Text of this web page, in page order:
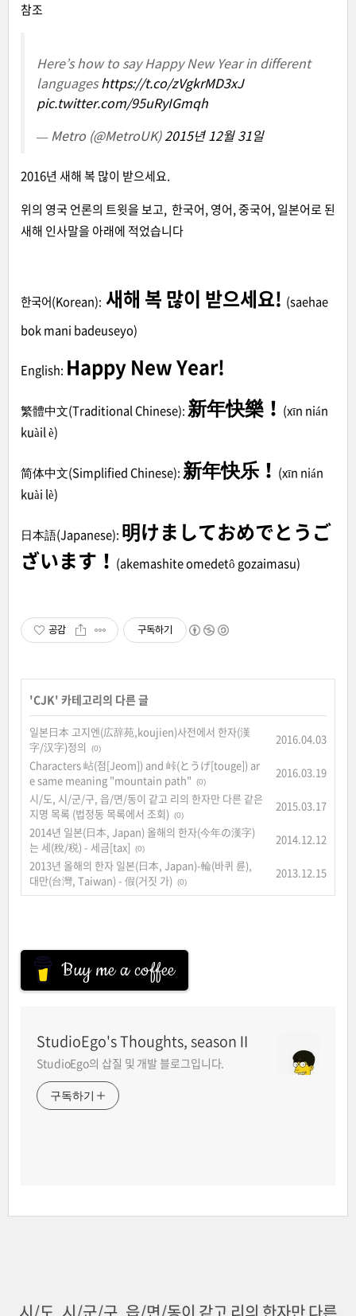
참조
Here’s how to say Happy New Year in different
languageshttps://t.co/zVgkrMD3xJ
pic.twitter.com/95uRyIGmqh
— Metro (@MetroUK)2015년 12월 31일
2016년 새해 복 많이 받으세요.
위의 영국 언론의 트윗을 보고, 한국어, 영어, 중국어, 일본어로 된
새해 인사말을 아래에 적었습니다
한국어(Korean): 새해 복 많이 받으세요! (saehae
bok mani badeuseyo)
English: Happy New Year!
繁體中文(Traditional Chinese): 新年快樂！ (xīn nián
kuàil è)
简体中文(Simplified Chinese): 新年快乐！ (xīn nián
kuài lè)
日本語(Japanese): 明けましておめでとうご
ざいます！ (akemashite omedetô gozaimasu)
공감 구독하기
'CJK' 카테고리의 다른 글
일본日本 고지엔(広辞苑,koujien)사전에서 한자(漢
字/汉字)정의
(0)
2016.04.03
Characters 岾(점[Jeom]) and 峠(とうげ[touge]) ar
e same meaning "mountain path"
(0)
2016.03.19
시/도, 시/군/구, 읍/면/동이 같고 리의 한자만 다른 같은
지명 목록 (법정동 목록에서 조회)
(0)
2015.03.17
2014년 일본(日本, Japan) 올해의 한자(今年の漢字)
는 세(稅/税) - 세금[tax]
(0)
2014.12.12
2013년 올해의 한자 일본(日本, Japan)-輪(바퀴 륜),
대만(台灣, Taiwan) - 假(거짓 가)
(0)
2013.12.15
Buy me a coffee
StudioEgo's Thoughts, seasonⅡ
StudioEgo의 삽질 및 개발 블로그입니다.
구독하기